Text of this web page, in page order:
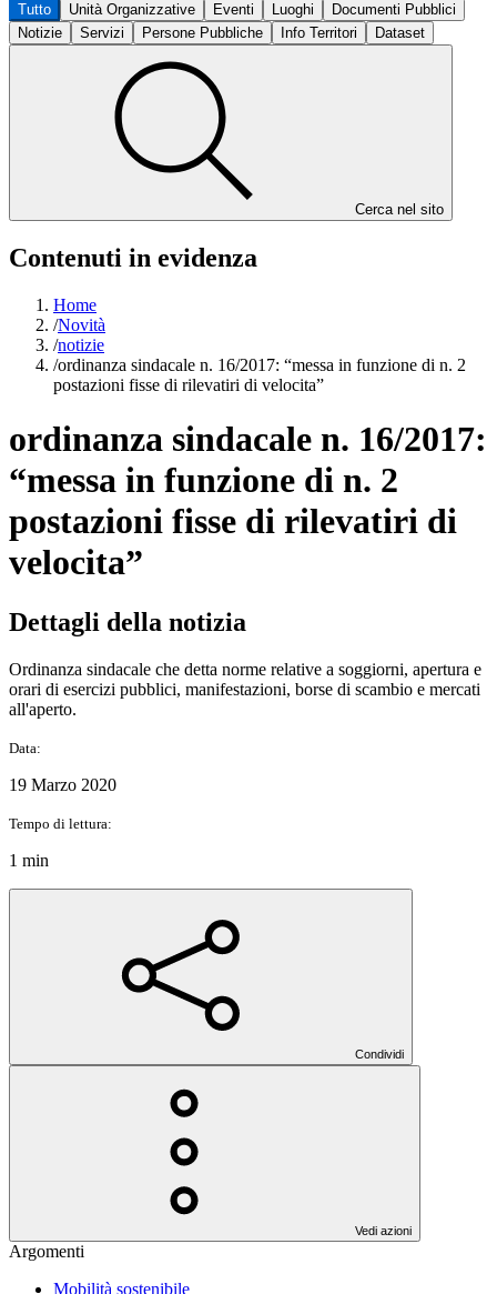
Tutto Unità Organizzative Eventi Luoghi
Documenti Pubblici
Notizie
Servizi Persone Pubbliche Info Territori Dataset
Cerca nel sito
Contenuti in evidenza
Home
/Novità
/notizie
/ordinanza sindacale n. 16/2017: “messa in funzione di n. 2
postazioni fisse di rilevatiri di velocita”
ordinanza sindacale n. 16/2017:
“messa in funzione di n. 2
postazioni fisse di rilevatiri di
velocita”
Dettagli della notizia
Ordinanza sindacale che detta norme relative a soggiorni, apertura e
orari di esercizi pubblici, manifestazioni, borse di scambio e mercati
all'aperto.
Data:
19 Marzo 2020
Tempo di lettura:
1 min
Condividi
Vedi azioni
Argomenti
Mobilità sostenibile